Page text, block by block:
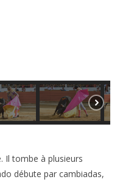
Il tombe à plusieurs
débute par cambiadas,